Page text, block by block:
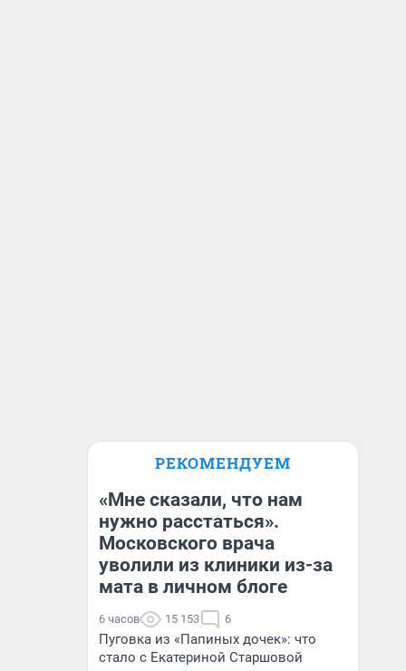
РЕКОМЕНДУЕМ
«Мне сказали, что нам
нужно расстаться».
Московского врача
уволили из клиники из-за
мата в личном блоге
6 часов 15 153 6
Пуговка из «Папиных дочек»: что
стало с Екатериной Старшовой